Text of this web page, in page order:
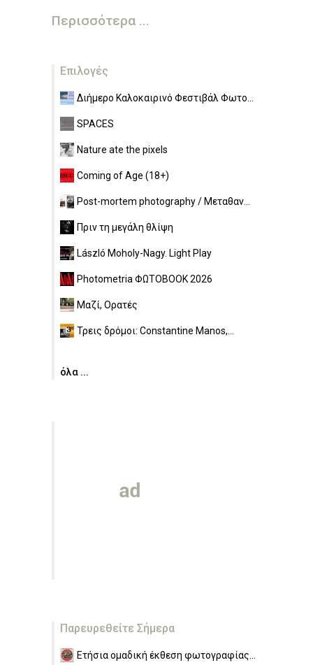
Περισσότερα ...
Επιλογές
Διήμερο Καλοκαιρινό Φεστιβάλ Φωτο...
SPACES
Nature ate the pixels
Coming of Age (18+)
Post-mortem photography / Μεταθαν...
Πριν τη μεγάλη θλίψη
László Moholy-Nagy. Light Play
Photometria ΦΩΤΟBOOK 2026
Μαζί, Ορατές
Τρεις δρόμοι: Constantine Manos,...
όλα ...
Παρευρεθείτε Σήμερα
Ετήσια ομαδική έκθεση φωτογραφίας...